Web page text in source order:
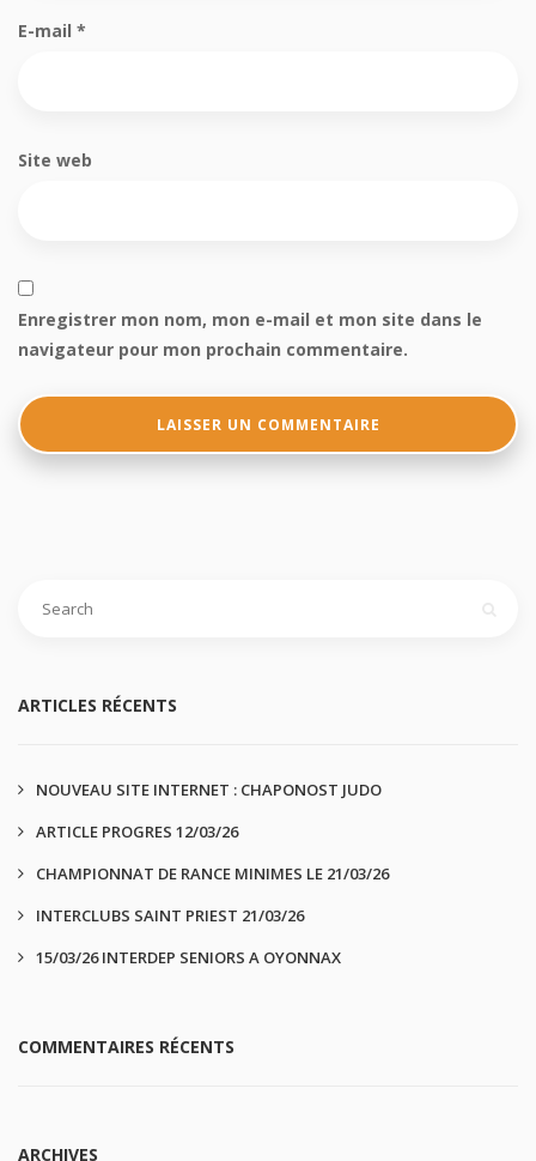
E-mail *
Site web
Enregistrer mon nom, mon e-mail et mon site dans le
navigateur pour mon prochain commentaire.
ARTICLES RÉCENTS
NOUVEAU SITE INTERNET : CHAPONOST JUDO
ARTICLE PROGRES 12/03/26
CHAMPIONNAT DE RANCE MINIMES LE 21/03/26
INTERCLUBS SAINT PRIEST 21/03/26
15/03/26 INTERDEP SENIORS A OYONNAX
COMMENTAIRES RÉCENTS
ARCHIVES